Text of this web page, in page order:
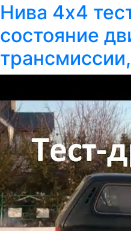
Нива 4x4
состояние